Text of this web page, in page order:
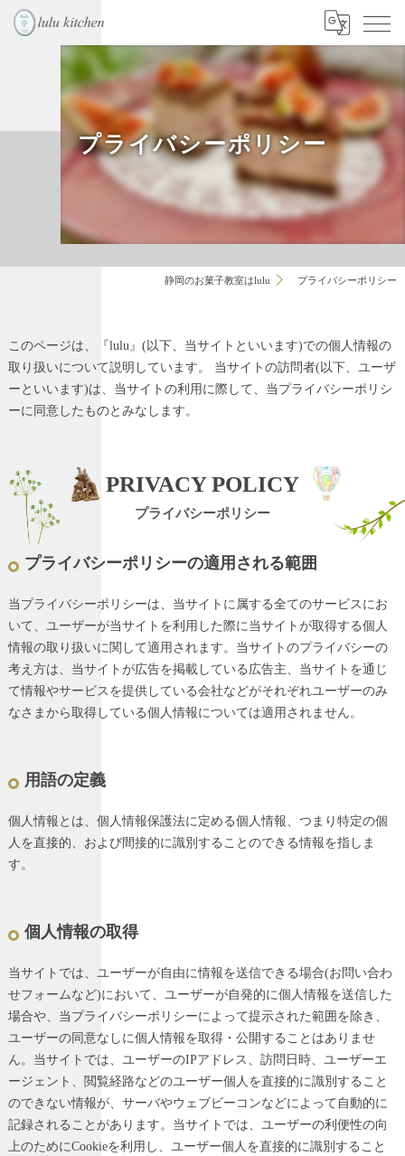
プライバシーポリシー
静岡のお菓子教室はlulu プライバシーポリシー
このページは、『lulu』(以下、当サイトといいます)での個人情報の
取り扱いについて説明しています。 当サイトの訪問者(以下、ユーザ
ーといいます)は、当サイトの利用に際して、当プライバシーポリシ
ーに同意したものとみなします。
プライバシーポリシー
PRIVACY POLICY
プライバシーポリシーの適用される範囲
当プライバシーポリシーは、当サイトに属する全てのサービスにお
いて、ユーザーが当サイトを利用した際に当サイトが取得する個人
情報の取り扱いに関して適用されます。当サイトのプライバシーの
考え方は、当サイトが広告を掲載している広告主、当サイトを通じ
て情報やサービスを提供している会社などがそれぞれユーザーのみ
なさまから取得している個人情報については適用されません。
用語の定義
個人情報とは、個人情報保護法に定める個人情報、つまり特定の個
人を直接的、および間接的に識別することのできる情報を指しま
す。
個人情報の取得
当サイトでは、ユーザーが自由に情報を送信できる場合(お問い合わ
せフォームなど)において、ユーザーが自発的に個人情報を送信した
場合や、当プライバシーポリシーによって提示された範囲を除き、
ユーザーの同意なしに個人情報を取得・公開することはありませ
ん。当サイトでは、ユーザーのIPアドレス、訪問日時、ユーザーエ
ージェント、閲覧経路などのユーザー個人を直接的に識別すること
のできない情報が、サーバやウェブビーコンなどによって自動的に
記録されることがあります。当サイトでは、ユーザーの利便性の向
上のためにCookieを利用し、ユーザー個人を直接的に識別すること